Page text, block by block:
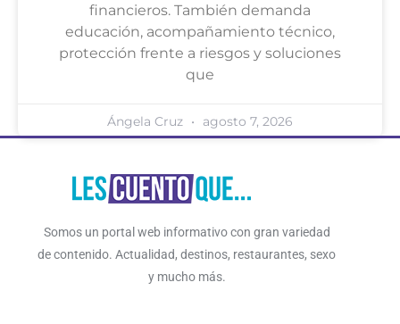
financieros. También demanda
educación, acompañamiento técnico,
protección frente a riesgos y soluciones
que
Ángela Cruz agosto 7, 2026
Somos un portal web informativo con gran variedad
de contenido. Actualidad, destinos, restaurantes, sexo
y mucho más.